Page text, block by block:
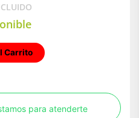
Carrito
para atenderte